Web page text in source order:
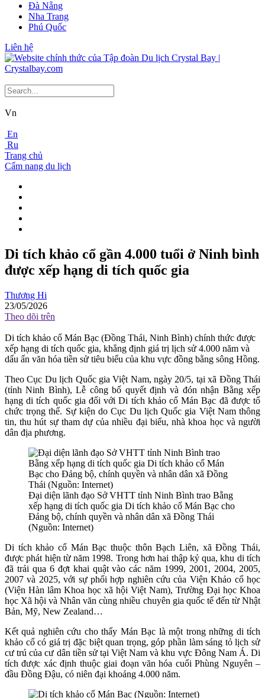
Đà Nẵng
Nha Trang
Phú Quốc
Liên hệ
Vn
En
Ru
Trang chủ
Cẩm nang du lịch
Di tích khảo cổ gần 4.000 tuổi ở Ninh bình
được xếp hạng di tích quốc gia
Thương Hi
23/05/2026
Theo dõi trên
Di tích khảo cổ Mán Bạc (Đồng Thái, Ninh Bình) chính thức được
xếp hạng di tích quốc gia, khẳng định giá trị lịch sử 4.000 năm và
dấu ấn văn hóa tiền sử tiêu biểu của khu vực đồng bằng sông Hồng.
Theo Cục Du lịch Quốc gia Việt Nam, ngày 20/5, tại xã Đồng Thái
(tỉnh Ninh Bình), Lễ công bố quyết định và đón nhận Bằng xếp
hạng di tích quốc gia đối với Di tích khảo cổ Mán Bạc đã được tổ
chức trọng thể. Sự kiện do Cục Du lịch Quốc gia Việt Nam thông
tin, thu hút sự tham dự của nhiều đại biểu, nhà khoa học và người
dân địa phương.
Đại diện lãnh đạo Sở VHTT tỉnh Ninh Bình trao Bằng
xếp hạng di tích quốc gia Di tích khảo cổ Mán Bạc cho
Đảng bộ, chính quyền và nhân dân xã Đồng Thái
(Nguồn: Internet)
Di tích khảo cổ Mán Bạc thuộc thôn Bạch Liên, xã Đồng Thái,
được phát hiện từ năm 1998. Trong hơn hai thập kỷ qua, khu di tích
đã trải qua 6 đợt khai quật vào các năm 1999, 2001, 2004, 2005,
2007 và 2025, với sự phối hợp nghiên cứu của Viện Khảo cổ học
(Viện Hàn lâm Khoa học xã hội Việt Nam), Trường Đại học Khoa
học Xã hội và Nhân văn cùng nhiều chuyên gia quốc tế đến từ Nhật
Bản, Mỹ, New Zealand…
Kết quả nghiên cứu cho thấy Mán Bạc là một trong những di tích
khảo cổ có giá trị đặc biệt quan trọng, góp phần làm sáng tỏ lịch sử
cư trú của cư dân tiền sử tại Việt Nam và khu vực Đông Nam Á. Di
tích được xác định thuộc giai đoạn văn hóa cuối Phùng Nguyên –
đầu Đồng Đậu, có niên đại khoảng 4.000 năm.